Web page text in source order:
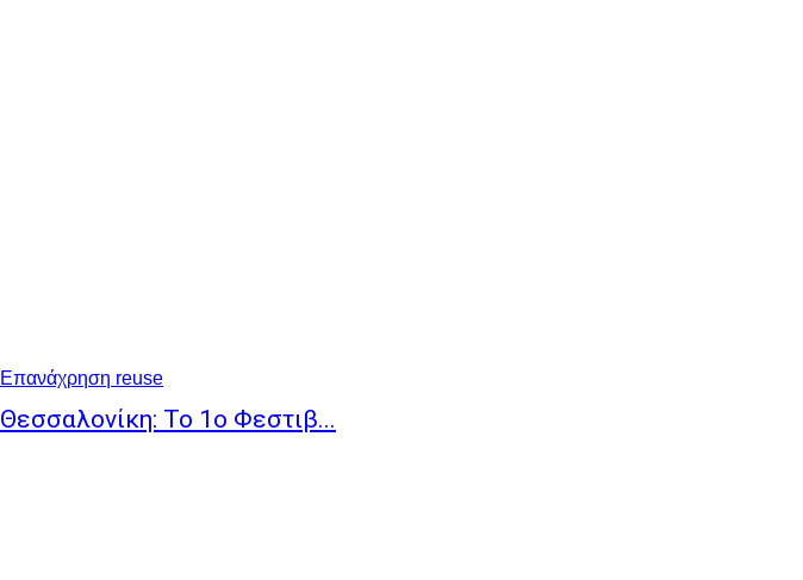
Επανάχρηση reuse
Θεσσαλονίκη: Το 1ο Φεστιβ...